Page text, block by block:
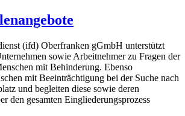
(ifd) Oberfranken gGmbH unterstützt
sowie Arbeitnehmer zu Fragen der
mit Behinderung. Ebenso
mit Beeinträchtigung bei der Suche nach
und begleiten diese sowie deren
den gesamten Eingliederungsprozess